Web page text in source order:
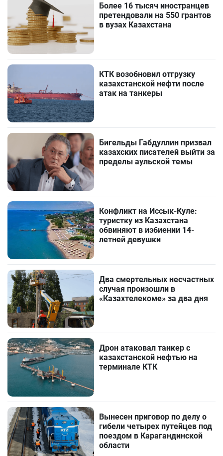
Более 16 тысяч иностранцев
претендовали на 550 грантов
в вузах Казахстана
КТК возобновил отгрузку
казахстанской нефти после
атак на танкеры
Бигельды Габдуллин призвал
казахских писателей выйти за
пределы аульской темы
Конфликт на Иссык-Куле:
туристку из Казахстана
обвиняют в избиении 14-
летней девушки
Два смертельных несчастных
случая произошли в
«Казахтелекоме» за два дня
Дрон атаковал танкер с
казахстанской нефтью на
терминале КТК
Вынесен приговор по делу о
гибели четырех путейцев под
поездом в Карагандинской
области